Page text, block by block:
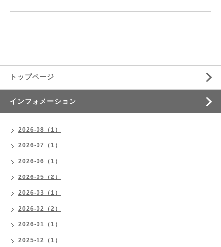
トップページ
インフォメーション
2026-08（1）
2026-07（1）
2026-06（1）
2026-05（2）
2026-03（1）
2026-02（2）
2026-01（1）
2025-12（1）